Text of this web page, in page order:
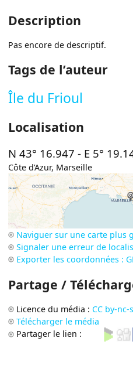
Description
Pas encore de descriptif.
Tags de l’auteur
Île du Frioul
Localisation
N 43° 16.947 - E 5°
Côte d’Azur, Marseille
Naviguer sur une carte plus
Signaler une erreur de
Exporter les coordonnées :
Partage /
Licence du média : CC by-nc-
Télécharger le média
Partager le lien :